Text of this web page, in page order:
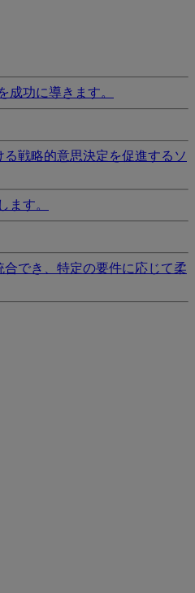
功に導きます。
戦略的意思決定を促進するソ
ます。
でき、特定の要件に応じて柔